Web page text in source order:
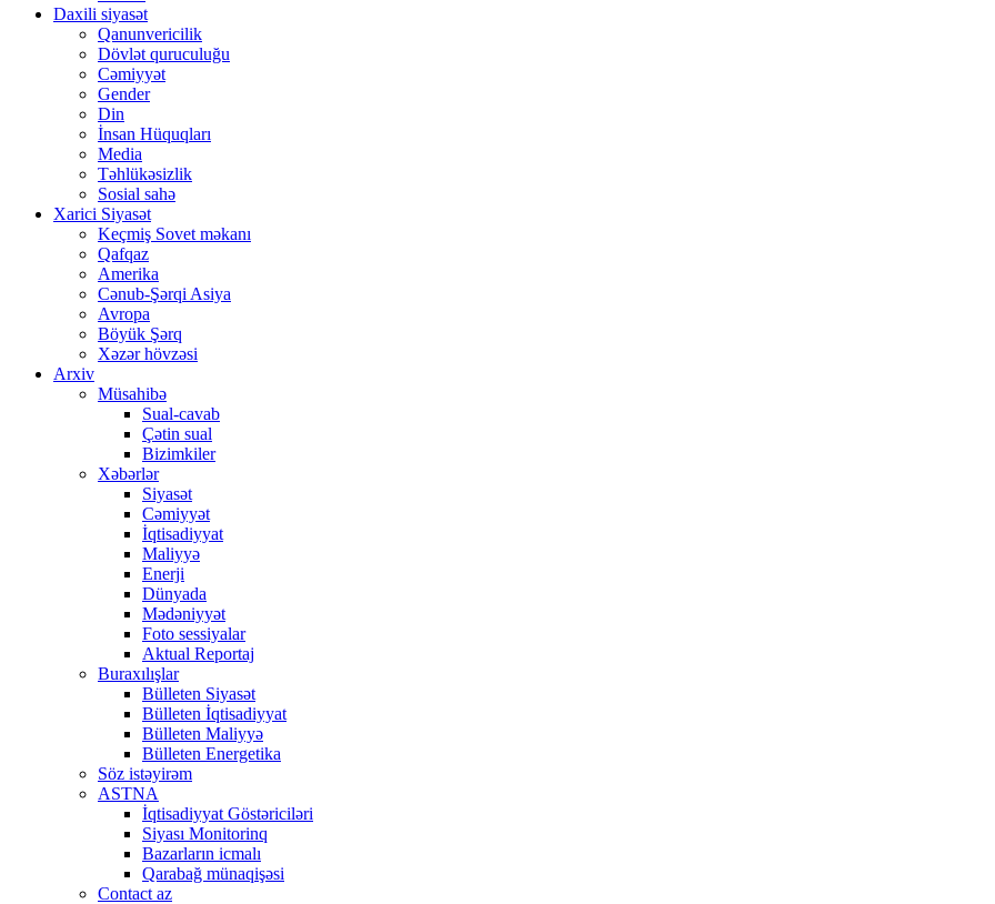
Daxili siyasət
Qanunvericilik
Dövlət quruculuğu
Cəmiyyət
Gender
Din
İnsan Hüquqları
Media
Təhlükəsizlik
Sosial sahə
Xarici Siyasət
Keçmiş Sovet məkanı
Qafqaz
Amerika
Cənub-Şərqi Asiya
Avropa
Böyük Şərq
Xəzər hövzəsi
Arxiv
Müsahibə
Sual-cavab
Çətin sual
Bizimkiler
Xəbərlər
Siyasət
Cəmiyyət
İqtisadiyyat
Maliyyə
Enerji
Dünyada
Mədəniyyət
Foto sessiyalar
Aktual Reportaj
Buraxılışlar
Bülleten Siyasət
Bülleten İqtisadiyyat
Bülleten Maliyyə
Bülleten Energetika
Söz istəyirəm
ASTNA
İqtisadiyyat Göstəriciləri
Siyası Monitorinq
Bazarların icmalı
Qarabağ münaqişəsi
Contact az